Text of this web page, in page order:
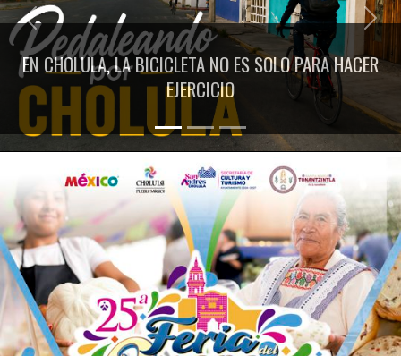
EN CHOLULA, LA BICICLETA NO ES SOLO PARA HACER
EJERCICIO
Previous Next